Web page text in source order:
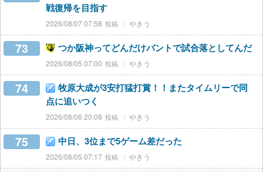
戦復帰を目指す
2026/08/07 07:58 やきう
73 つか阪神ってどんだけバントで試合落としてんだ
2026/08/05 07:00 やきう
74
牧原大成が3安打猛打賞！！またタイムリーで同
点に追いつく
2026/08/06 20:08 やきう
75 中日、3位まで5ゲーム差だった
2026/08/05 07:17 やきう